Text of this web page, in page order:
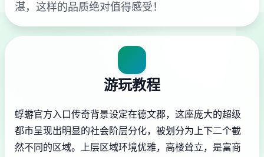
湛，这样的品质绝对值得感受！
游玩教程
蜉蝣官方入口传奇背景设定在德文郡，这座庞大的超级
都市呈现出明显的社会阶层分化，被划分为上下二个截
然不同的区域。上层区域环境优雅，高楼耸立，是富商